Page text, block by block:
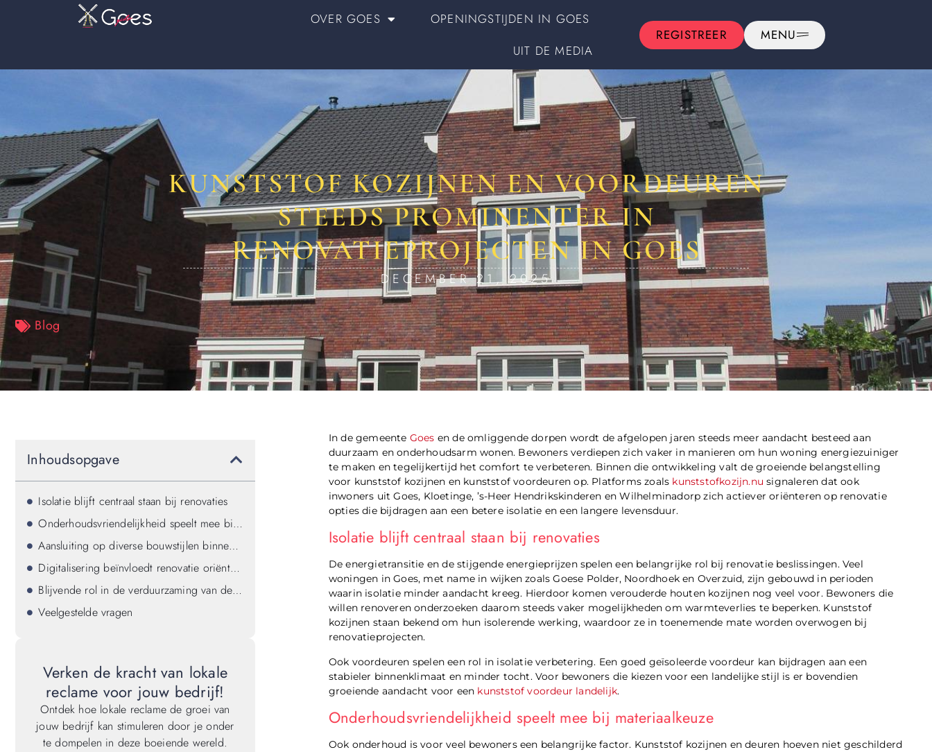
OVER GOES
OPENINGSTIJDEN IN GOES
UIT DE MEDIA
REGISTREER MENU
KUNSTSTOF KOZIJNEN EN VOORDEUREN
STEEDS PROMINENTER IN
RENOVATIEPROJECTEN IN GOES
DECEMBER 21, 2025
Blog
In de gemeente Goes en de omliggende dorpen wordt de afgelopen jaren steeds meer aandacht besteed aan
duurzaam en onderhoudsarm wonen. Bewoners verdiepen zich vaker in manieren om hun woning energiezuiniger
te maken en tegelijkertijd het comfort te verbeteren. Binnen die ontwikkeling valt de groeiende belangstelling
voor kunststof kozijnen en kunststof voordeuren op. Platforms zoals kunststofkozijn.nu signaleren dat ook
inwoners uit Goes, Kloetinge, ’s-Heer Hendrikskinderen en Wilhelminadorp zich actiever oriënteren op renovatie
opties die bijdragen aan een betere isolatie en een langere levensduur.
Isolatie blijft centraal staan bij renovaties
De energietransitie en de stijgende energieprijzen spelen een belangrijke rol bij renovatie beslissingen. Veel
woningen in Goes, met name in wijken zoals Goese Polder, Noordhoek en Overzuid, zijn gebouwd in perioden
waarin isolatie minder aandacht kreeg. Hierdoor komen verouderde houten kozijnen nog veel voor. Bewoners die
willen renoveren onderzoeken daarom steeds vaker mogelijkheden om warmteverlies te beperken. Kunststof
kozijnen staan bekend om hun isolerende werking, waardoor ze in toenemende mate worden overwogen bij
renovatieprojecten.
Ook voordeuren spelen een rol in isolatie verbetering. Een goed geïsoleerde voordeur kan bijdragen aan een
stabieler binnenklimaat en minder tocht. Voor bewoners die kiezen voor een landelijke stijl is er bovendien
groeiende aandacht voor een kunststof voordeur landelijk.
Onderhoudsvriendelijkheid speelt mee bij materiaalkeuze
Ook onderhoud is voor veel bewoners een belangrijke factor. Kunststof kozijnen en deuren hoeven niet geschilderd
Inhoudsopgave
Isolatie blijft centraal staan bij renovaties
Onderhoudsvriendelijkheid speelt mee bij materiaalkeuze
Aansluiting op diverse bouwstijlen binnen de gemeente
Digitalisering beïnvloedt renovatie oriëntatie
Blijvende rol in de verduurzaming van de regio Goes
Veelgestelde vragen
Verken de kracht van lokale
reclame voor jouw bedrijf!
Ontdek hoe lokale reclame de groei van
jouw bedrijf kan stimuleren door je onder
te dompelen in deze boeiende wereld.